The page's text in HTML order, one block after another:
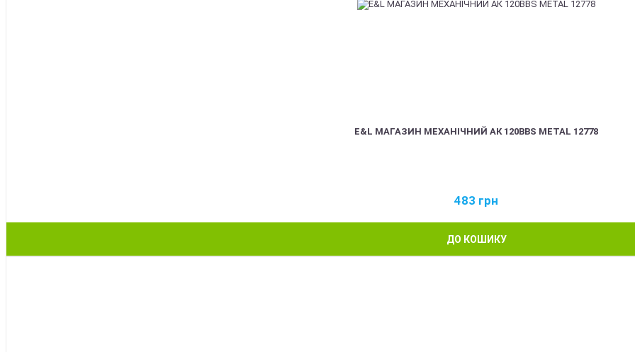
E&L МАГАЗИН МЕХАНІЧНИЙ АК 120BBS METAL 12778
483 грн
ДО КОШИКУ